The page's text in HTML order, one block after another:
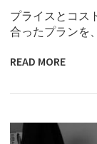
プライスとコス
合ったプランを
READ MORE